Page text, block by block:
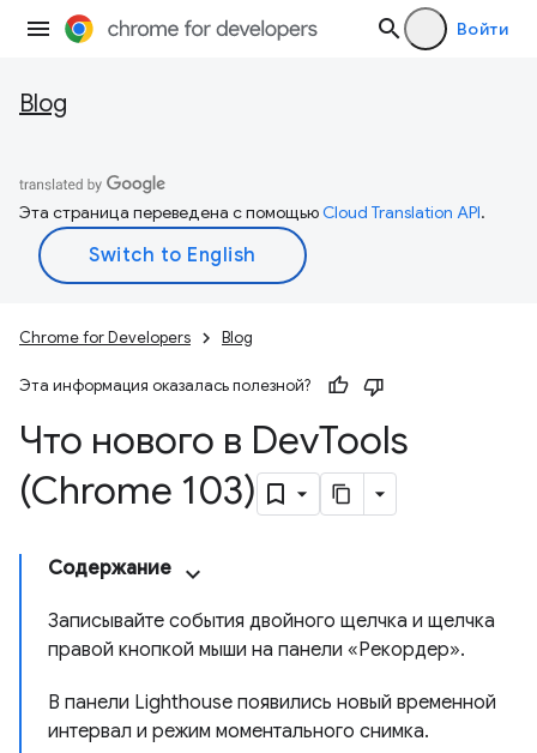
Войти
Blog
Эта страница переведена с помощьюCloud Translation API.
Chrome for Developers Blog
Эта информация оказалась полезной?
Что нового в DevTools
(Chrome 103)
Содержание
Записывайте события двойного щелчка и щелчка
правой кнопкой мыши на панели «Рекордер».
В панели Lighthouse появились новый временной
интервал и режим моментального снимка.